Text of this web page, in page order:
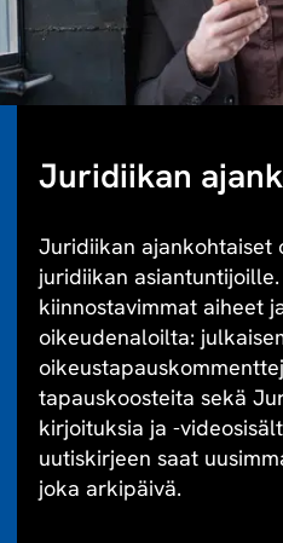
Juridiikan
Juridiikan ajankohtaiset
juridiikan
kiinnostavimmat aiheet
oikeudenaloilta:
tapauskoosteita sekä
kirjoituksia ja -
uutiskirjeen saat
joka arkipäivä.